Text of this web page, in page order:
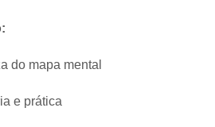
do mapa mental
e prática